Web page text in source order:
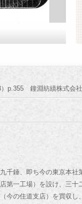
p.355 鐘淵紡績株式会社
千錘、即ち今の東京本社
第一工場）を設け、三十
今の住道支店）を買収し